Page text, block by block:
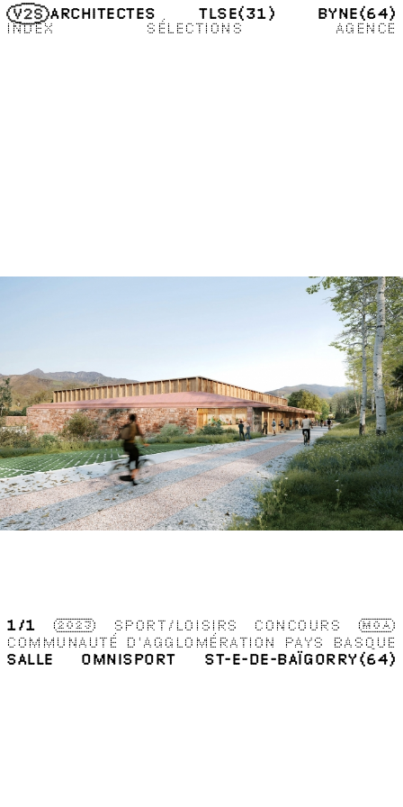
ARCHITECTES TLSE(31) BYNE(64)
INDEX
SÉLECTIONS AGENCE
1 /1 2023 SPORT/LOISIRS CONCOURS
MOA
COMMUNAUTÉ D'AGGLOMÉRATION PAYS BASQUE
SALLE OMNISPORT
ST-E-DE-BAÏGORRY(64)